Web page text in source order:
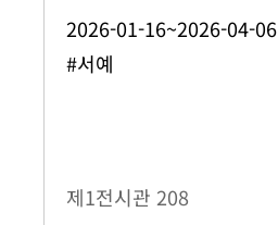
2026-01-16~2026-04-06
#서예
제1전시관 208